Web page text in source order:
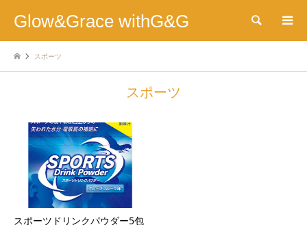
Glow&Grace withG&G 検索
スポーツ
スポーツ
スポーツドリンクパウダー5包